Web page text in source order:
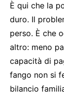
È qui che la
duro. Il
perso. È che
altro: meno
capacità di
fango non si
bilancio